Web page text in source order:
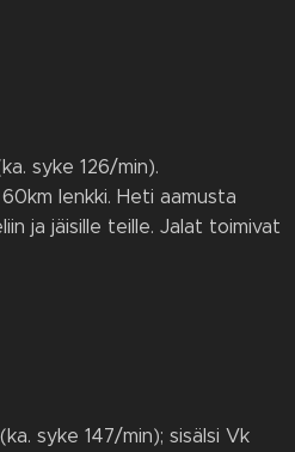
syke 126/min).
lenkki. Heti aamusta
ja jäisille teille. Jalat toimivat
syke 147/min); sisälsi Vk